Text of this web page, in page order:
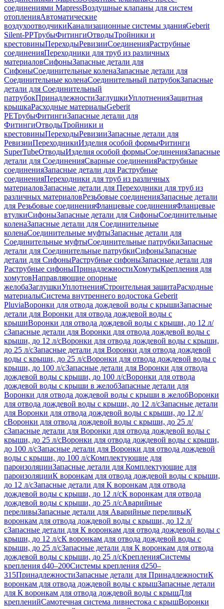
соединениями MapressВоздушные клапаны для систем
отопленияАвтоматические
воздухоотводчикиКанализационные системы зданияGeberit
Silent-PPТрубыФитингиОтводыТройники и
крестовиныПереходыРевизииСоединенияРаструбные
соединенияПереходники для труб из различных
материаловСифоныЗапасные детали для
СифоныСоединительные коленаЗапасные детали для
Соединительные коленаСоединительный патрубокЗапасные
детали для Соединительный
патрубокПринадлежностиЗаглушкиУплотненияЗащитная
крышкаРасходные материалыGeberit
PEТрубыФитингиЗапасные детали для
ФитингиОтводыТройники и
крестовиныПереходыРевизииЗапасные детали для
РевизииПереходникиИзделия особой формыФитинги
SuperTubeОтводыИзделия особой формыСоединенияЗапасные
детали для СоединенияСварные соединенияРаструбные
соединенияЗапасные детали для Раструбные
соединенияПереходники для труб из различных
материаловЗапасные детали для Переходники для труб из
различных материаловРезьбовые соединенияЗапасные детали
для Резьбовые соединенияФланцевые соединенияФланцевые
втулкиСифоныЗапасные детали для СифоныСоединительные
коленаЗапасные детали для Соединительные
коленаСоединительные муфтыЗапасные детали для
Соединительные муфтыСоединительные патрубкиЗапасные
детали для Соединительные патрубкиСифоныЗапасные
детали для СифоныРаструбные сифоныЗапасные детали для
Раструбные сифоныПринадлежностиХомутыКрепления для
хомутовНаправляющие опорные
желобаЗаглушкиУплотненияСтроительная защитаРасходные
материалыСистема внутреннего водостока Geberit
PluviaВоронки для отвода дождевой воды с крышиЗапасные
детали для Воронки для отвода дождевой воды с
крышиВоронки для отвода дождевой воды с крыши, до 12 л/
сЗапасные детали для Воронки для отвода дождевой воды с
крыши, до 12 л/сВоронки для отвода дождевой воды с крыши,
до 25 л/сЗапасные детали для Воронки для отвода дождевой
воды с крыши, до 25 л/сВоронки для отвода дождевой воды с
крыши, до 100 л/сЗапасные детали для Воронки для отвода
дождевой воды с крыши, до 100 л/сВоронки для отвода
дождевой воды с крыши в желобЗапасные детали для
Воронки для отвода дождевой воды с крыши в желобВоронки
для отвода дождевой воды с крыши, до 12 л/сЗапасные детали
для Воронки для отвода дождевой воды с крыши, до 12 л/
сВоронки для отвода дождевой воды с крыши, до 25 л/
сЗапасные детали для Воронки для отвода дождевой воды с
крыши, до 25 л/сВоронки для отвода дождевой воды с крыши,
до 100 л/сЗапасные детали для Воронки для отвода дождевой
воды с крыши, до 100 л/сКомплектующие для
пароизоляцииЗапасные детали для Комплектующие для
пароизоляцииК воронкам для отвода дождевой воды с крыши,
до 12 л/сЗапасные детали для К воронкам для отвода
дождевой воды с крыши, до 12 л/сК воронкам для отвода
дождевой воды с крыши, до 25 л/сАварийные
переливыЗапасные детали для Аварийные переливыК
воронкам для отвода дождевой воды с крыши, до 12 л/
сЗапасные детали для К воронкам для отвода дождевой воды с
крыши, до 12 л/сК воронкам для отвода дождевой воды с
крыши, до 25 л/сЗапасные детали для К воронкам для отвода
дождевой воды с крыши, до 25 л/сКрепленияСистемы
крепления d40–200Системы крепления d250–
315ПринадлежностиЗапасные детали для ПринадлежностиК
воронкам для отвода дождевой воды с крышЗапасные детали
для К воронкам для отвода дождевой воды с крышДля
крепленийСамотечная система ливнестока с крышВоронки